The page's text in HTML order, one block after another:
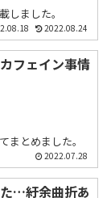
しました。
2022.08.24
フェイン事情
まとめました。
2022.07.28
た…紆余曲折あ